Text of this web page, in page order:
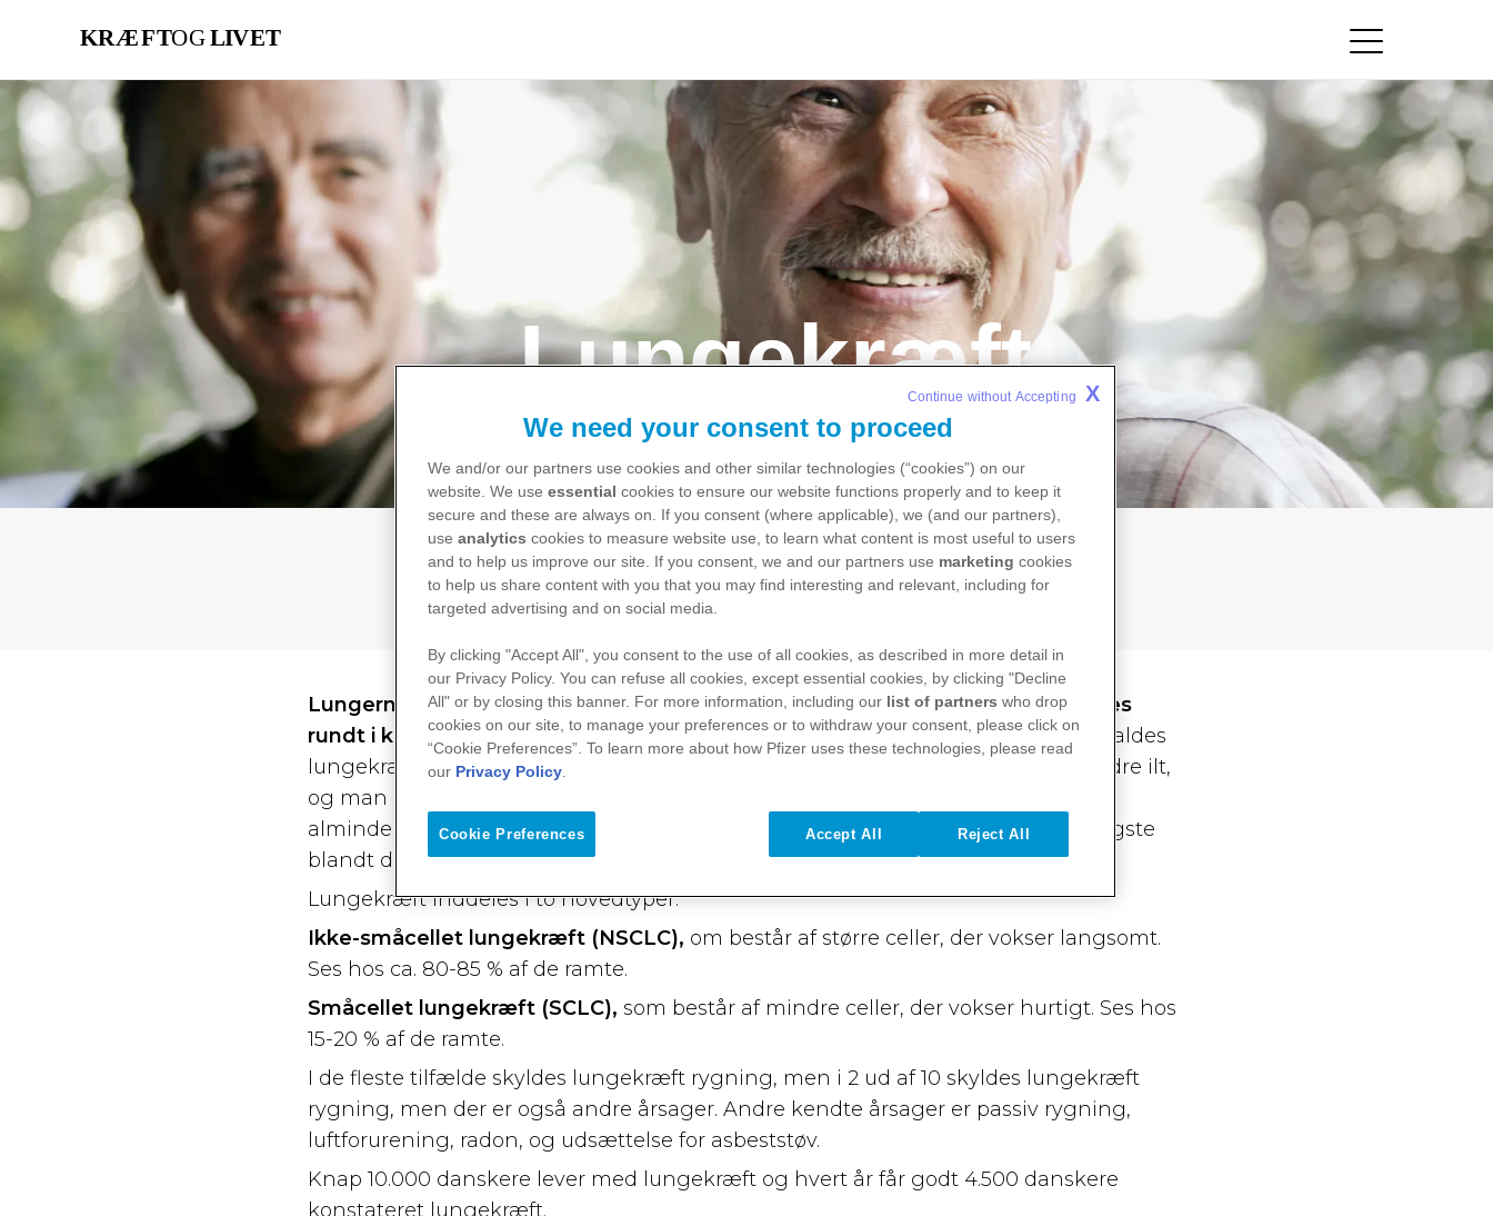
hovedindhold
Lungekræft
Lungerne sørger for, at vi kan trække vejret og at blodet får ilt, så det kan føres
rundt i kroppen.Ondartede svulster,som opstår i lungerne og/eller luftvejene, kaldes
lungekræft. Lungekræft svækker lungernes funktion og blodet vil derfor få mindre ilt,
og man kan få sværere ved at trække vejret. Lungekræft er den anden mest
almindelige kræftform i Danmark, og er den type kræft, som er den næst hyppigste
blandt danske kvinder, og den tredjehyppigste blandt danske mænd.
Lungekræft inddeles i to hovedtyper:
Ikke-småcellet lungekræft (NSCLC), om består af større celler, der vokser langsomt.
Ses hos ca. 80-85 % af de ramte.
Småcellet lungekræft (SCLC), som består af mindre celler, der vokser hurtigt. Ses hos
15-20 % af de ramte.
I de fleste tilfælde skyldes lungekræft rygning, men i 2 ud af 10 skyldes lungekræft
rygning, men der er også andre årsager. Andre kendte årsager er passiv rygning,
luftforurening, radon, og udsættelse for asbeststøv.
Knap 10.000 danskere lever med lungekræft og hvert år får godt 4.500 danskere
konstateret lungekræft.
We need your consent to proceed
We and/or our partners use cookies and other similar technologies (“cookies”) on our
website. We use essential cookies to ensure our website functions properly and to keep it
secure and these are always on. If you consent (where applicable), we (and our partners),
use analytics cookies to measure website use, to learn what content is most useful to users
and to help us improve our site. If you consent, we and our partners use marketing cookies
to help us share content with you that you may find interesting and relevant, including for
targeted advertising and on social media.
By clicking "Accept All", you consent to the use of all cookies, as described in more detail in
our Privacy Policy. You can refuse all cookies, except essential cookies, by clicking "Decline
All" or by closing this banner. For more information, including our list of partners who drop
cookies on our site, to manage your preferences or to withdraw your consent, please click on
“Cookie Preferences”. To learn more about how Pfizer uses these technologies, please read
our Privacy Policy.
Cookie Preferences Reject All
Accept All
Continue without Accepting X